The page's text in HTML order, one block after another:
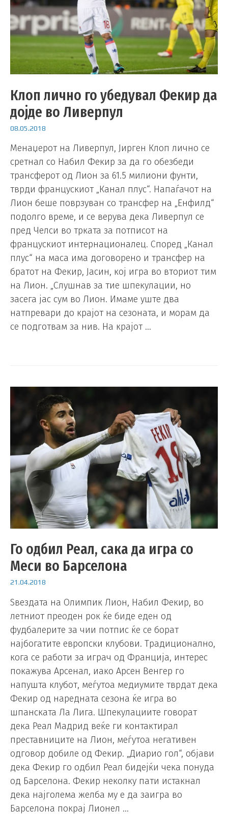
Клоп лично го убедувал Фекир да
дојде во Ливерпул
08.05.2018
Менаџерот на Ливерпул, Јирген Клоп лично се
сретнал со Набил Фекир за да го обезбеди
трансферот од Лион за 61.5 милиони фунти,
тврди францускиот „Канал плус“. Напаѓачот на
Лион беше поврзуван со трансфер на „Енфилд“
подолго време, и се верува дека Ливерпул се
пред Челси во трката за потписот на
францускиот интернационалец. Според „Канал
плус“ на маса има договорено и трансфер на
братот на Фекир, Јасин, кој игра во вториот тим
на Лион. „Слушнав за тие шпекулации, но
засега јас сум во Лион. Имаме уште два
натпревари до крајот на сезоната, и морам да
се подготвам за нив. На крајот …
Го одбил Реал, сака да игра со
Меси во Барселона
21.04.2018
Ѕвездата на Олимпик Лион, Набил Фекир, во
летниот преоден рок ќе биде еден од
фудбалерите за чии потпис ќе се борат
најбогатите европски клубови. Традиционално,
кога се работи за играч од Франција, интерес
покажува Арсенал, иако Арсен Венгер го
напушта клубот, меѓутоа медиумите тврдат дека
Фекир од наредната сезона ќе игра во
шпанската Ла Лига. Шпекулациите говорат
дека Реал Мадрид веќе ги контактирал
преставниците на Лион, меѓутоа негативен
одговор добиле од Фекир. „Диарио гол“, објави
дека Фекир го одбил Реал бидејќи чека понуда
од Барселона. Фекир неколку пати истакнал
дека најголема желба му е да заигра во
Барселона покрај Лионел …